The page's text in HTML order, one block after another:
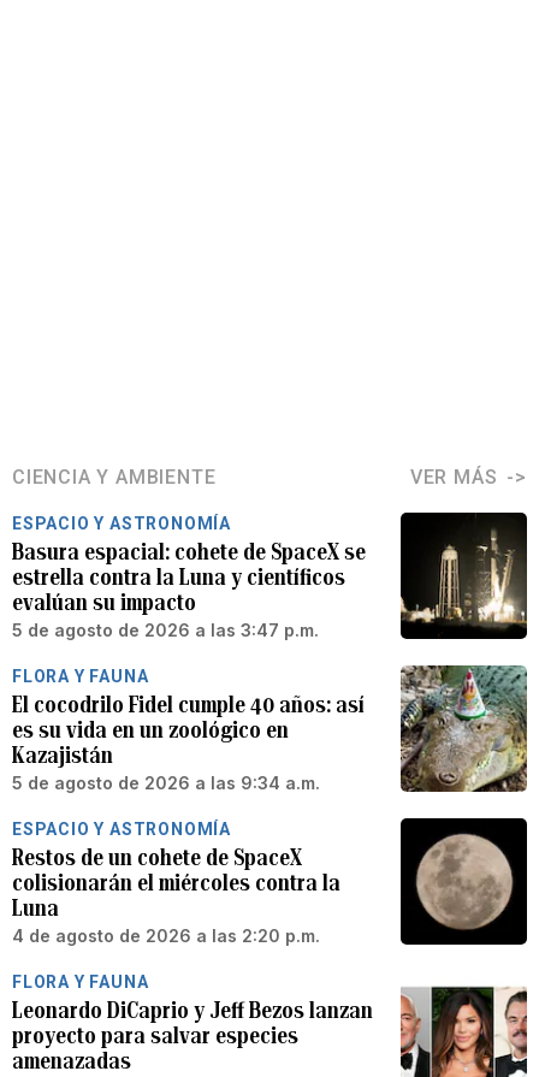
CIENCIA Y AMBIENTE VER MÁS
ESPACIO Y ASTRONOMÍA
Basura espacial: cohete de SpaceX se
estrella contra la Luna y científicos
evalúan su impacto
5 de agosto de 2026 a las 3:47 p.m.
FLORA Y FAUNA
El cocodrilo Fidel cumple 40 años: así
es su vida en un zoológico en
Kazajistán
5 de agosto de 2026 a las 9:34 a.m.
ESPACIO Y ASTRONOMÍA
Restos de un cohete de SpaceX
colisionarán el miércoles contra la
Luna
4 de agosto de 2026 a las 2:20 p.m.
FLORA Y FAUNA
Leonardo DiCaprio y Jeff Bezos lanzan
proyecto para salvar especies
amenazadas